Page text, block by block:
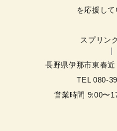
を応援して
スプリン
長野県伊那市東春
TEL080-
営業時間 9:00〜